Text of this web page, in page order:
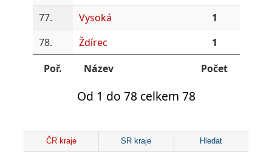
77.
Vysoká
1
78.
Ždírec
1
Poř.
Název Počet
Od 1 do 78 celkem 78
ČR kraje SR kraje Hledat